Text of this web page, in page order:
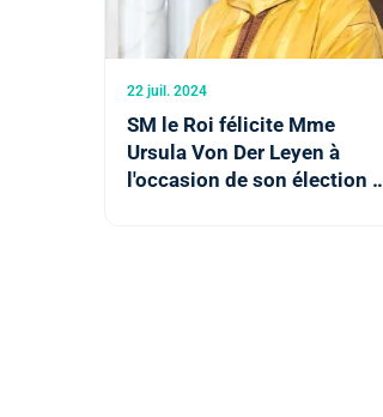
22 juil. 2024
SM le Roi félicite Mme
Ursula Von Der Leyen à
l'occasion de son élection à